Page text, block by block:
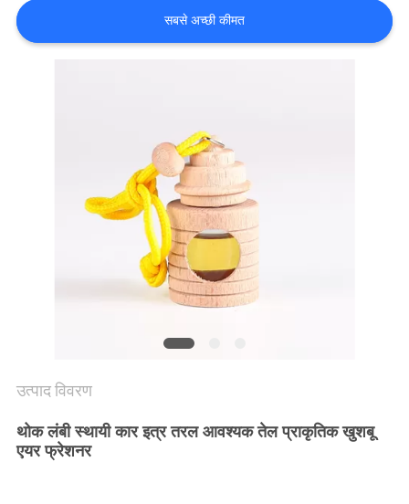
एक
उद्धरण
सबसे अच्छी कीमत
उत्पाद विवरण
थोक लंबी स्थायी कार इत्र तरल आवश्यक तेल प्राकृतिक खुशबू
एयर फ्रेशनर